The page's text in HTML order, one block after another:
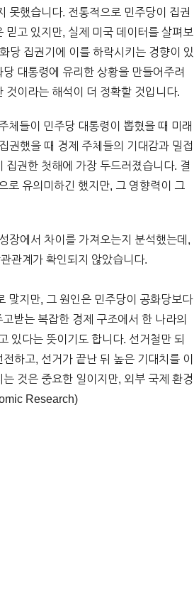
못했습니다. 전통적으로 민주당이 집권
믿고 있지만, 실제 미국 데이터를 살펴보
당 집권기에 이를 하락시키는 경향이 있
대통령에 유리한 상황을 만들어주려
것이라는 해석이 더 정확할 것입니다.
체들이 민주당 대통령이 뽑혔을 때 미래
권했을 때 경제 주체들의 기대감과 밀접
권한 첫해에 가장 두드러졌습니다. 결
로 유의미하긴 했지만, 그 영향력이 그
장에서 차이를 가져오는지 분석했는데,
관계가 확인되지 않았습니다.
맞지만, 그 원인은 민주당이 공화당보다
받는 복잡한 경제 구조에서 한 나라의
있다는 뜻이기도 합니다. 선거철만 되
하고, 선거가 끝난 뒤 높은 기대치를 이
것은 중요한 일이지만, 외부 국제 환경
Research)